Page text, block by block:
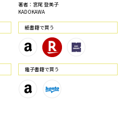
著者：宮尾 登美子
KADOKAWA
紙書籍で買う
電⼦書籍で買う